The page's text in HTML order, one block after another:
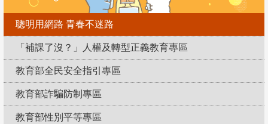
聰明用網路 青春不迷路
「補課了沒？」人權及轉型正義教育專區
教育部全民安全指引專區
教育部詐騙防制專區
教育部性別平等專區